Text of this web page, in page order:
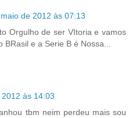
de 2012 às 07:13
Orgulho de ser VItoria e vamos
e a Serie B é Nossa...
às 14:03
tbm neim perdeu mais sou